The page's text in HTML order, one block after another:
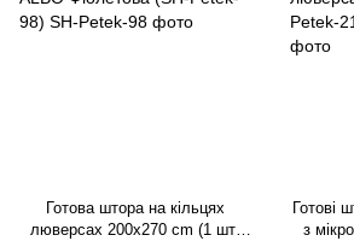
Готова штора на кільцях
люверсах 200x270 cm (1 шт)
Готові
з